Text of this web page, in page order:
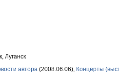
Луганск
автора (2008.06.06), Концерты